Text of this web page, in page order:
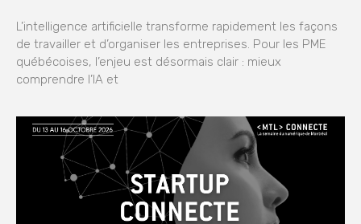
L’intelligence artificielle transforme rapidement les façons
de travailler et d’organiser les entreprises. Pour les PME
québécoises, l’enjeu est désormais clair : mieux
comprendre l’IA et